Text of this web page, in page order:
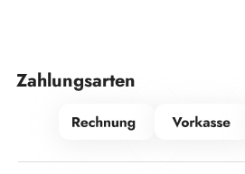
Zahlungsarten